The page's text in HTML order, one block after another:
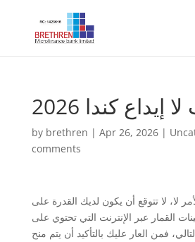
إيداع كندا 2026
by brethren | Apr 26, 2026|
comments
لا، لا تتوقع أن يكون لديك القدرة على
القمار عبر الإنترنت التي تحتوي على
فمن العار عليك بالتأكيد أن يتم منح